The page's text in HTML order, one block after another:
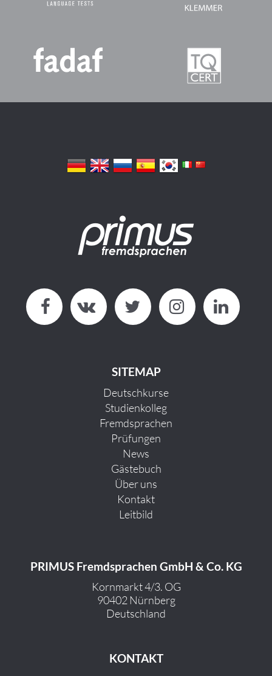
SITEMAP
Deutschkurse
Studienkolleg
Fremdsprachen
Prüfungen
News
Gästebuch
Über uns
Kontakt
Leitbild
PRIMUS Fremdsprachen GmbH & Co. KG
Kornmarkt 4/3. OG
90402 Nürnberg
Deutschland
KONTAKT